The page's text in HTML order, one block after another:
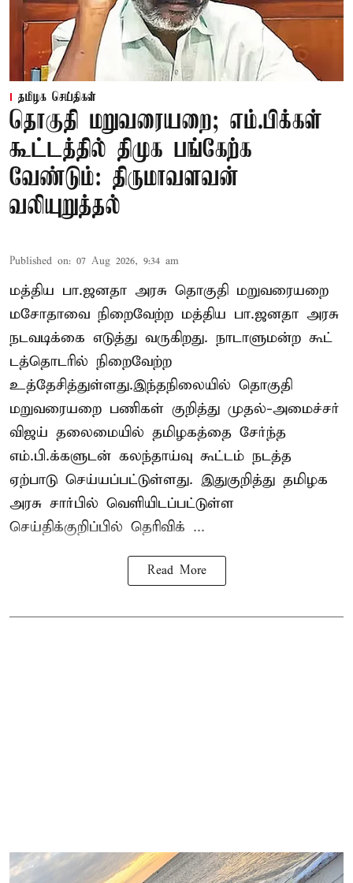
தமிழக செய்திகள்
தொகுதி மறுவரையறை; எம்.பிக்கள்
கூட்டத்தில் திமுக பங்கேற்க
வேண்டும்: திருமாவளவன்
வலியுறுத்தல்
Published on: 07 Aug 2026, 9:34 am
மத்திய பா.ஜனதா அரசு தொகுதி மறுவரையறை
மசோதாவை நிறைவேற்ற மத்திய பா.ஜனதா அரசு
நடவடிக்கை எடுத்து வருகிறது. நாடாளுமன்ற கூட்
டத்தொடரில் நிறைவேற்ற
உத்தேசித்துள்ளது.இந்தநிலையில் தொகுதி
மறுவரையறை பணிகள் குறித்து முதல்-அமைச்சர்
விஜய் தலைமையில் தமிழகத்தை சேர்ந்த
எம்.பி.க்களுடன் கலந்தாய்வு கூட்டம் நடத்த
ஏற்பாடு செய்யப்பட்டுள்ளது. இதுகுறித்து தமிழக
அரசு சார்பில் வெளியிடப்பட்டுள்ள
செய்திக்குறிப்பில் தெரிவிக் ...
Read More